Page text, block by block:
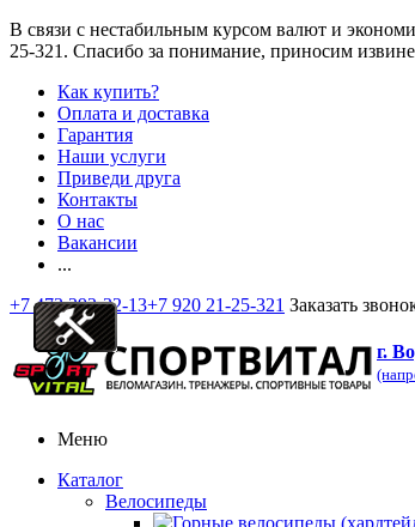
В связи с нестабильным курсом валют и
25-321 . Спасибо за понимание, приносим
Как купить?
Оплата и доставка
Гарантия
Наши услуги
Приведи друга
Контакты
О нас
Вакансии
...
+7 473 292-32-13+7 920 21-25-321 Заказать
г.
Меню
Каталог
Велосипеды